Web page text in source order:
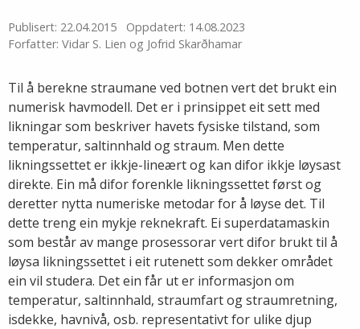
Publisert: 22.04.2015
Oppdatert: 14.08.2023
Forfatter: Vidar S. Lien og Jofrid Skarðhamar
Til å berekne straumane ved botnen vert det brukt ein
numerisk havmodell. Det er i prinsippet eit sett med
likningar som beskriver havets fysiske tilstand, som
temperatur, saltinnhald og straum. Men dette
likningssettet er ikkje-lineært og kan difor ikkje løysast
direkte. Ein må difor forenkle likningssettet først og
deretter nytta numeriske metodar for å løyse det. Til
dette treng ein mykje reknekraft. Ei superdatamaskin
som består av mange prosessorar vert difor brukt til å
løysa likningssettet i eit rutenett som dekker området
ein vil studera. Det ein får ut er informasjon om
temperatur, saltinnhald, straumfart og straumretning,
isdekke, havnivå, osb. representativt for ulike djup